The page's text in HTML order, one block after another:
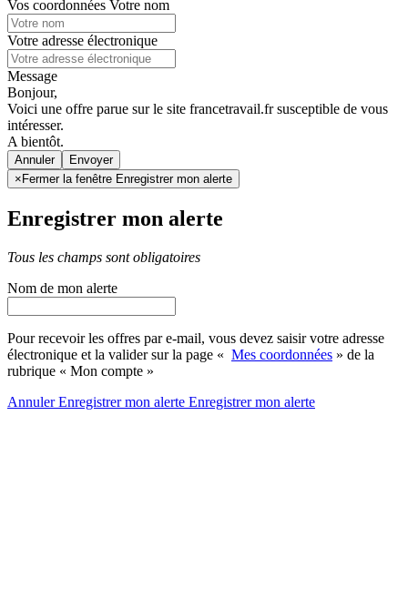
Vos coordonnées Votre nom
Votre adresse électronique
Message
Bonjour,
Voici une offre parue sur le site francetravail.fr susceptible de vous
intéresser.
A bientôt.
Annuler
× Fermer la fenêtre Enregistrer mon alerte
Enregistrer mon alerte
Tous les champs sont obligatoires
Nom de mon alerte
Pour recevoir les offres par e-mail, vous devez saisir votre adresse
électronique et la valider sur la page « Mes coordonnées » de la
rubrique « Mon compte »
AnnulerEnregistrer mon alerte Enregistrermon alerte